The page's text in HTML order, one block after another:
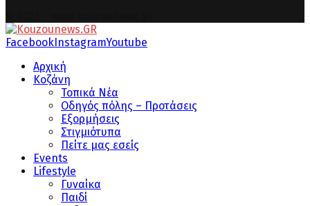
Facebook InstagramYoutube
Αρχική
Κοζάνη
Τοπικά Νέα
Οδηγός πόλης – Προτάσεις
Εξορμήσεις
Στιγμιότυπα
Πείτε μας εσείς
Events
Lifestyle
Γυναίκα
Παιδί